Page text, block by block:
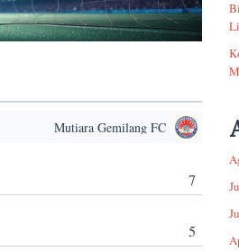
Mutiara Gemilang FC
7
5